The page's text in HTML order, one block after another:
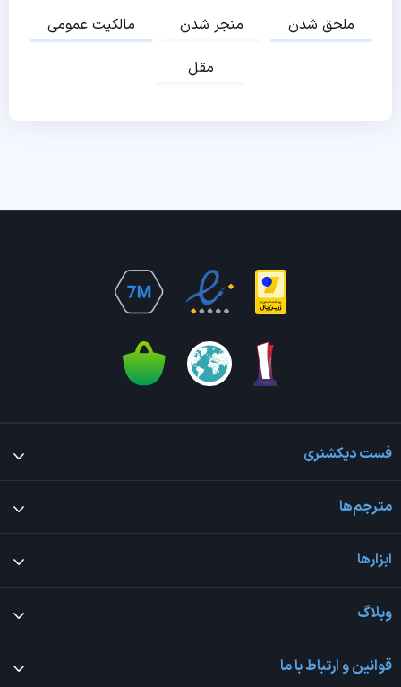
مالکیت عمومی
منجر شدن
ملحق شدن
مقل
فست دیکشنری
مترجم‌ها
ابزارها
وبلاگ
قوانین و ارتباط با ما